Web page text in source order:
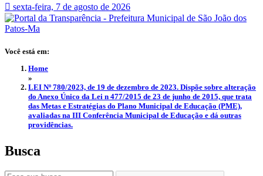
sexta-feira, 7 de agosto de 2026
Você está em:
Home
»
LEI Nº 780/2023, de 19 de dezembro de 2023. Dispõe sobre alteração
do Anexo Único da Lei n 477/2015 de 23 de junho de 2015, que trata
das Metas e Estratégias do Plano Municipal de Educação (PME),
avaliadas na III Conferência Municipal de Educação e dá outras
providências.
Busca